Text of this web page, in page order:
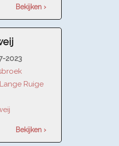
Bekijken ›
2023
Lange Ruige
Bekijken ›